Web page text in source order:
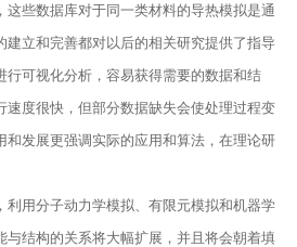
这些数据库对于同一类材料的导热模拟是通
建立和完善都对以后的相关研究提供了指导
行可视化分析，容易获得需要的数据和结
速度很快，但部分数据缺失会使处理过程变
和发展更强调实际的应用和算法，在理论研
利用分子动力学模拟、有限元模拟和机器学
与结构的关系将大幅扩展，并且将会朝着填